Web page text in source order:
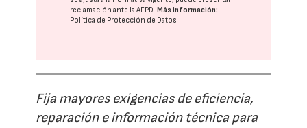
reclamación ante laAEPD. Más información:
Política de Protección de Datos
Fija mayores exigencias de eficiencia,
reparación e información técnica para